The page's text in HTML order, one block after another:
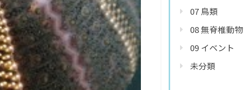
07 鳥類
08 無脊椎動物
09 イベント
未分類